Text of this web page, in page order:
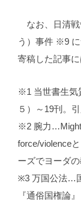
なお、日清戦
う）事件 ※9
寄稿した記事に
※1 当世書生気
５）～19刊。
※2 腕力…Might
force/violence
ーズでヨーダの
※3 万国公法…
『通俗国権論